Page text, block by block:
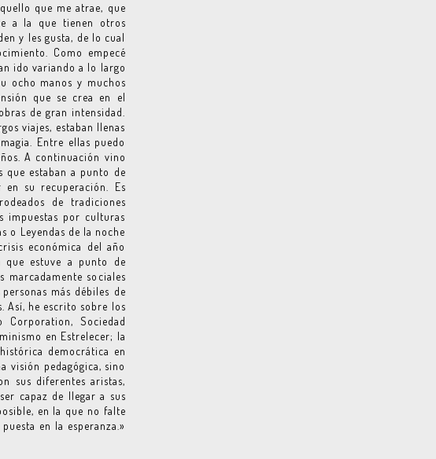
que me atrae, que
a la que tienen otros
y les gusta, de lo cual
Como empecé
ido variando a lo largo
ocho manos y muchos
que se crea en el
de gran intensidad.
viajes, estaban llenas
Entre ellas puedo
A continuación vino
que estaban a punto de
su recuperación. Es
de tradiciones
impuestas por culturas
o Leyendas de la noche
económica del año
estuve a punto de
sociales
más débiles de
Así, he escrito sobre los
Corporation, Sociedad
en Estrelecer; la
democrática en
visión pedagógica, sino
sus diferentes aristas,
capaz de llegar a sus
en la que no falte
en la esperanza.»